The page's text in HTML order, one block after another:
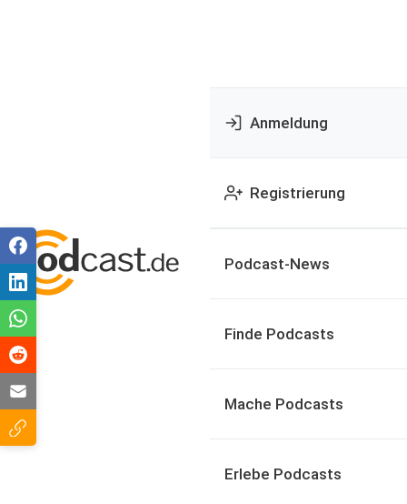
Anmeldung
Registrierung
Podcast-News
Finde Podcasts
Mache Podcasts
Erlebe Podcasts